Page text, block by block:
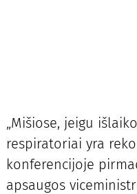
„Mišiose, jeigu
respiratoriai yra
konferencijoje
apsaugos